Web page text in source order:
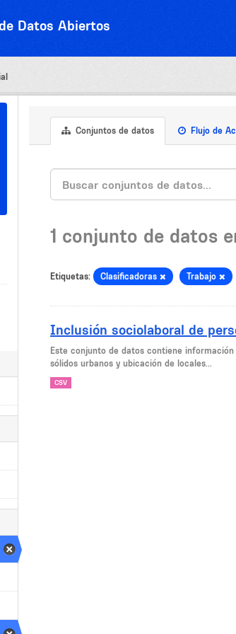
Datos Abiertos
Conjuntos de datos Flujo de
1 conjunto de datos
Etiquetas: Clasificadoras Trabajo
Inclusión sociolaboral de
Este conjunto de datos contiene
sólidos urbanos y ubicación de locales...
CSV